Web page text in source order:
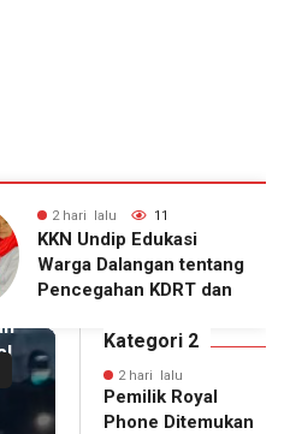
2 hari lalu 10
KKN Undip Bekali
Pengelola BUMDes
Dalangan dengan Pola
Kategori 2
2 hari lalu
Pemilik Royal
Phone Ditemukan